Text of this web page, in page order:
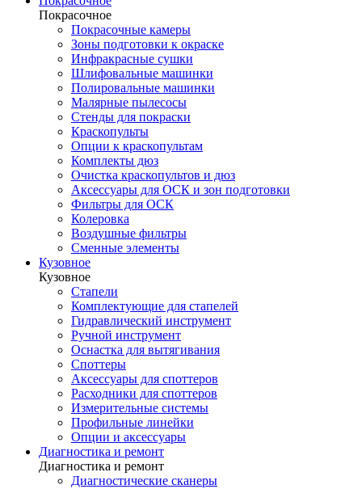
Покрасочное
Покрасочные камеры
Зоны подготовки к окраске
Инфракрасные сушки
Шлифовальные машинки
Полировальные машинки
Малярные пылесосы
Стенды для покраски
Краскопульты
Опции к краскопультам
Комплекты дюз
Очистка краскопультов и дюз
Аксессуары для ОСК и зон подготовки
Фильтры для ОСК
Колеровка
Воздушные фильтры
Сменные элементы
Кузовное
Кузовное
Стапели
Комплектующие для стапелей
Гидравлический инструмент
Ручной инструмент
Оснастка для вытягивания
Споттеры
Аксессуары для споттеров
Расходники для споттеров
Измерительные системы
Профильные линейки
Опции и аксессуары
Диагностика и ремонт
Диагностика и ремонт
Диагностические сканеры